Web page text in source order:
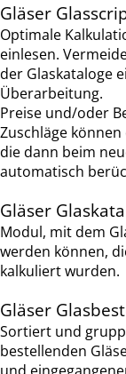
Gläser
Optimale
einlesen.
der Glaskataloge
Überarbeitung.
Preise und/oder
Zuschläge
die dann beim
automatisch
Gläser
Modul, mit dem
werden können,
kalkuliert wurden.
Gläser
Sortiert und
bestellenden